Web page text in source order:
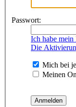
Passwort:
Ich habe mein
Die
Mich bei
Meinen